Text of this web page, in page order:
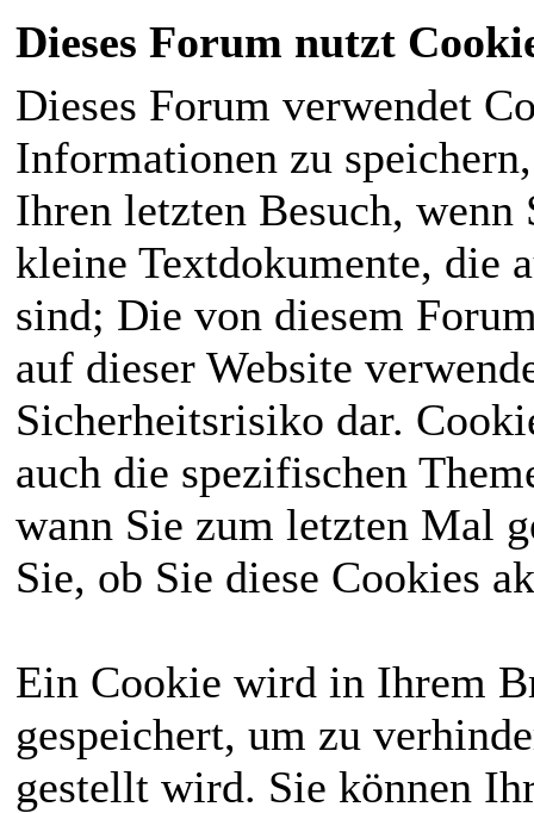
Dieses Forum nutzt
Dieses Forum verwendet
Informationen zu
Ihren letzten Besuch,
kleine Textdokumente, die
sind; Die von diesem
auf dieser Website
Sicherheitsrisiko dar.
auch die spezifischen
wann Sie zum letzten Mal
Sie, ob Sie diese Cookies
Ein Cookie wird in Ihrem
gespeichert, um zu
gestellt wird. Sie können